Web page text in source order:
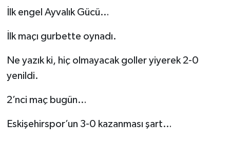
İlk engel Ayvalık Gücü…
İlk maçı gurbette oynadı.
Ne yazık ki, hiç olmayacak goller yiyerek 2-0
yenildi.
2’nci maç bugün…
Eskişehirspor’un 3-0 kazanması şart…